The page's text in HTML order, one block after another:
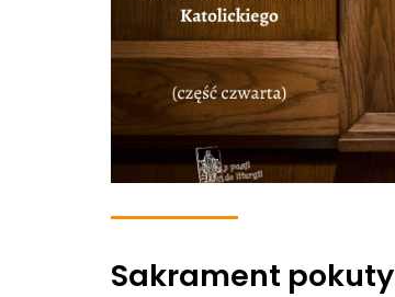
Sakrament pokuty